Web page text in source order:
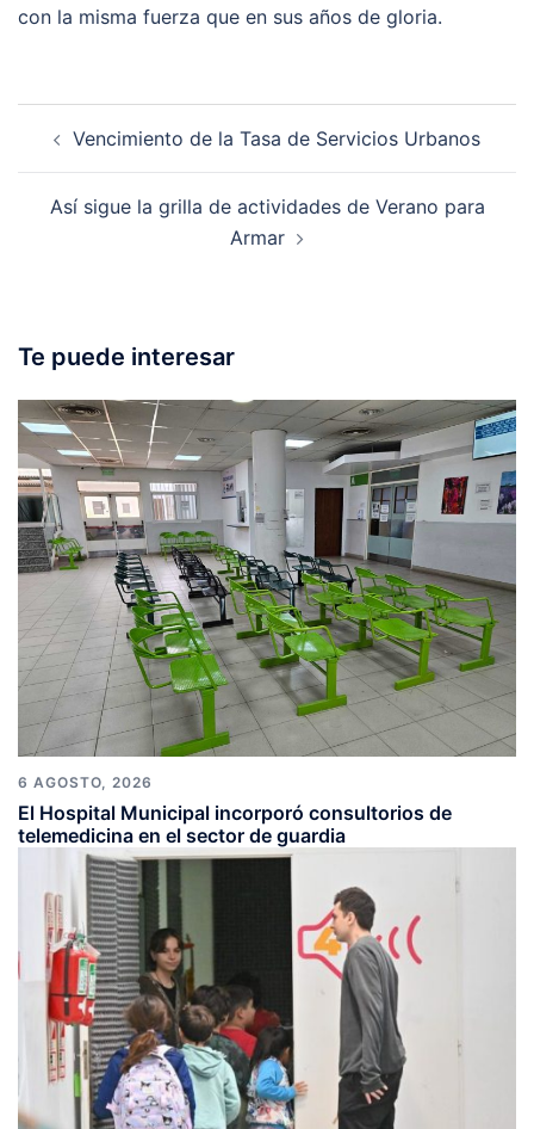
con la misma fuerza que en sus años de gloria.
navigation
Vencimiento de la Tasa de Servicios Urbanos
Así sigue la grilla de actividades de Verano para
Armar
Te puede interesar
6 AGOSTO, 2026
El Hospital Municipal incorporó consultorios de
telemedicina en el sector de guardia